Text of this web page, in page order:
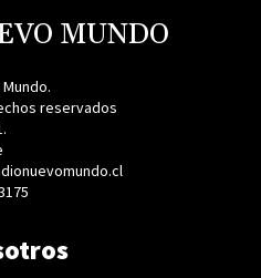
MUNDO
reservados